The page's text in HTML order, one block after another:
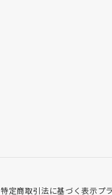
特定商取引法に基づく表示プ